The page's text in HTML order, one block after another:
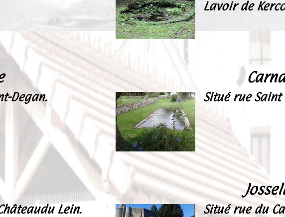
Lavoir de
Degan. Situé rue Saint
Lein. Situé rue du